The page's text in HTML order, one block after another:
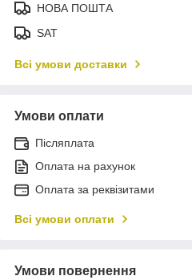
НОВА ПОШТА
SAT
Всі умови доставки
Умови оплати
Післяплата
Оплата на рахунок
Оплата за реквізитами
Всі умови оплати
Умови повернення